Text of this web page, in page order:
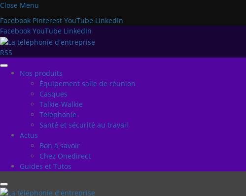
Close Menu
Facebook Pinterest YouTube LinkedIn
Facebook YouTube LinkedIn
RSS
Nos produits
Équipement salle de réunion
Casques
Talkie-Walkie
Téléphonie
Santé et sécurité au travail
Actus
Bon à savoir
Chez Onedirect
Guides et Tutos